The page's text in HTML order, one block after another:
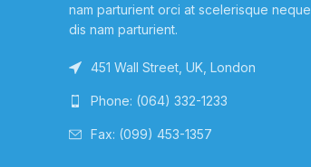
nam parturient orci at scelerisque neque
dis nam parturient.
451 Wall Street, UK, London
Phone: (064) 332-1233
Fax: (099) 453-1357